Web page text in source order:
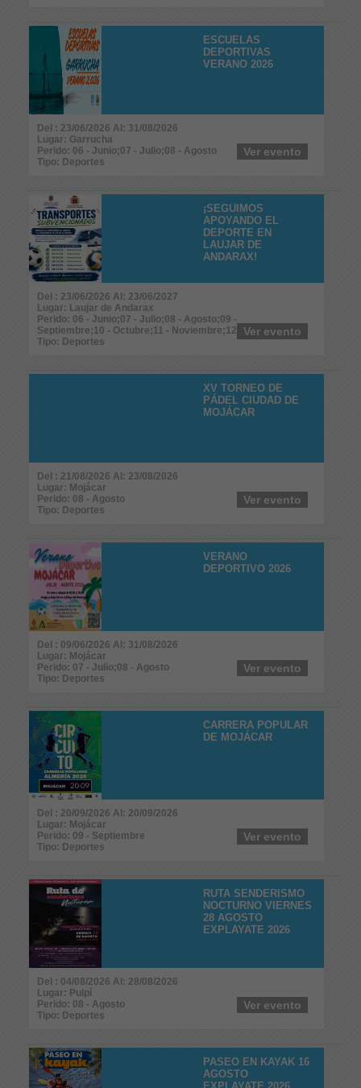
ESCUELAS
DEPORTIVAS
VERANO 2026
Del : 23/06/2026 Al: 31/08/2026
Lugar: Garrucha
Perido: 06 - Junio;07 - Julio;08 - Agosto
Tipo: Deportes
Ver evento
¡SEGUIMOS
APOYANDO EL
DEPORTE EN
LAUJAR DE
ANDARAX!
Del : 23/06/2026 Al: 23/06/2027
Lugar: Laujar de Andarax
Perido: 06 - Junio;07 - Julio;08 - Agosto;09 -
Septiembre;10 - Octubre;11 - Noviembre;12 - Diciembre
Tipo: Deportes
Ver evento
XV TORNEO DE
PÁDEL CIUDAD DE
MOJÁCAR
Del : 21/08/2026 Al: 23/08/2026
Lugar: Mojácar
Perido: 08 - Agosto
Tipo: Deportes
Ver evento
VERANO
DEPORTIVO 2026
Del : 09/06/2026 Al: 31/08/2026
Lugar: Mojácar
Perido: 07 - Julio;08 - Agosto
Tipo: Deportes
Ver evento
CARRERA POPULAR
DE MOJÁCAR
Del : 20/09/2026 Al: 20/09/2026
Lugar: Mojácar
Perido: 09 - Septiembre
Tipo: Deportes
Ver evento
RUTA SENDERISMO
NOCTURNO VIERNES
28 AGOSTO
EXPLAYATE 2026
Del : 04/08/2026 Al: 28/08/2026
Lugar: Pulpí
Perido: 08 - Agosto
Tipo: Deportes
Ver evento
PASEO EN KAYAK 16
AGOSTO